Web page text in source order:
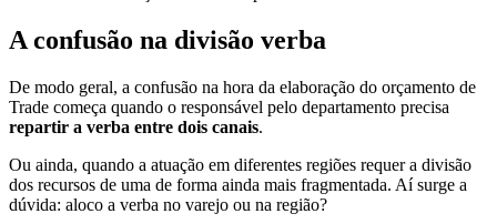
A confusão na divisão verba
De modo geral, a confusão na hora da elaboração do orçamento de
Trade começa quando o responsável pelo departamento precisa
repartir a verba entre dois canais.
Ou ainda, quando a atuação em diferentes regiões requer a divisão
dos recursos de uma de forma ainda mais fragmentada. Aí surge a
dúvida: aloco a verba no varejo ou na região?